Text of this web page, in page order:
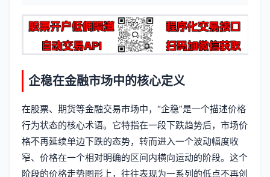
企稳在金融市场中的核心定义
在股票、期货等金融交易市场中，“企稳”是一个描述价格
行为状态的核心术语。它特指在一段下跌趋势后，市场价
格不再延续单边下跌的态势，转而进入一个波动幅度收
窄、价格在一个相对明确的区间内横向运动的阶段。这个
阶段的价格走势图形上，往往表现为一系列的低点不再创